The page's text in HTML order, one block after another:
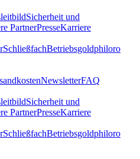
Sicherheit und
PartnerPresseKarriere
SchließfachBetriebsgoldphiloro
NewsletterFAQ
Sicherheit und
PartnerPresseKarriere
SchließfachBetriebsgoldphiloro